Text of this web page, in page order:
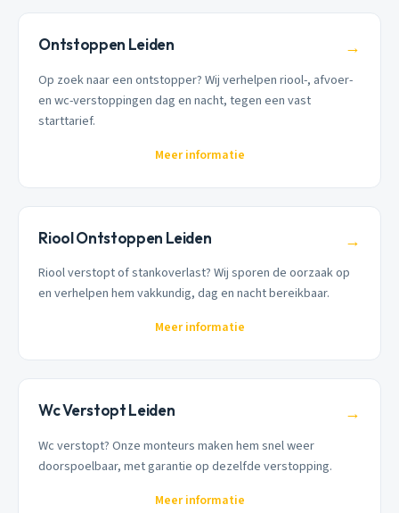
Ontstoppen Leiden →
Op zoek naar een ontstopper? Wij verhelpen riool-, afvoer-
en wc-verstoppingen dag en nacht, tegen een vast
starttarief.
Meer informatie
Riool Ontstoppen Leiden →
Riool verstopt of stankoverlast? Wij sporen de oorzaak op
en verhelpen hem vakkundig, dag en nacht bereikbaar.
Meer informatie
Wc Verstopt Leiden →
Wc verstopt? Onze monteurs maken hem snel weer
doorspoelbaar, met garantie op dezelfde verstopping.
Meer informatie